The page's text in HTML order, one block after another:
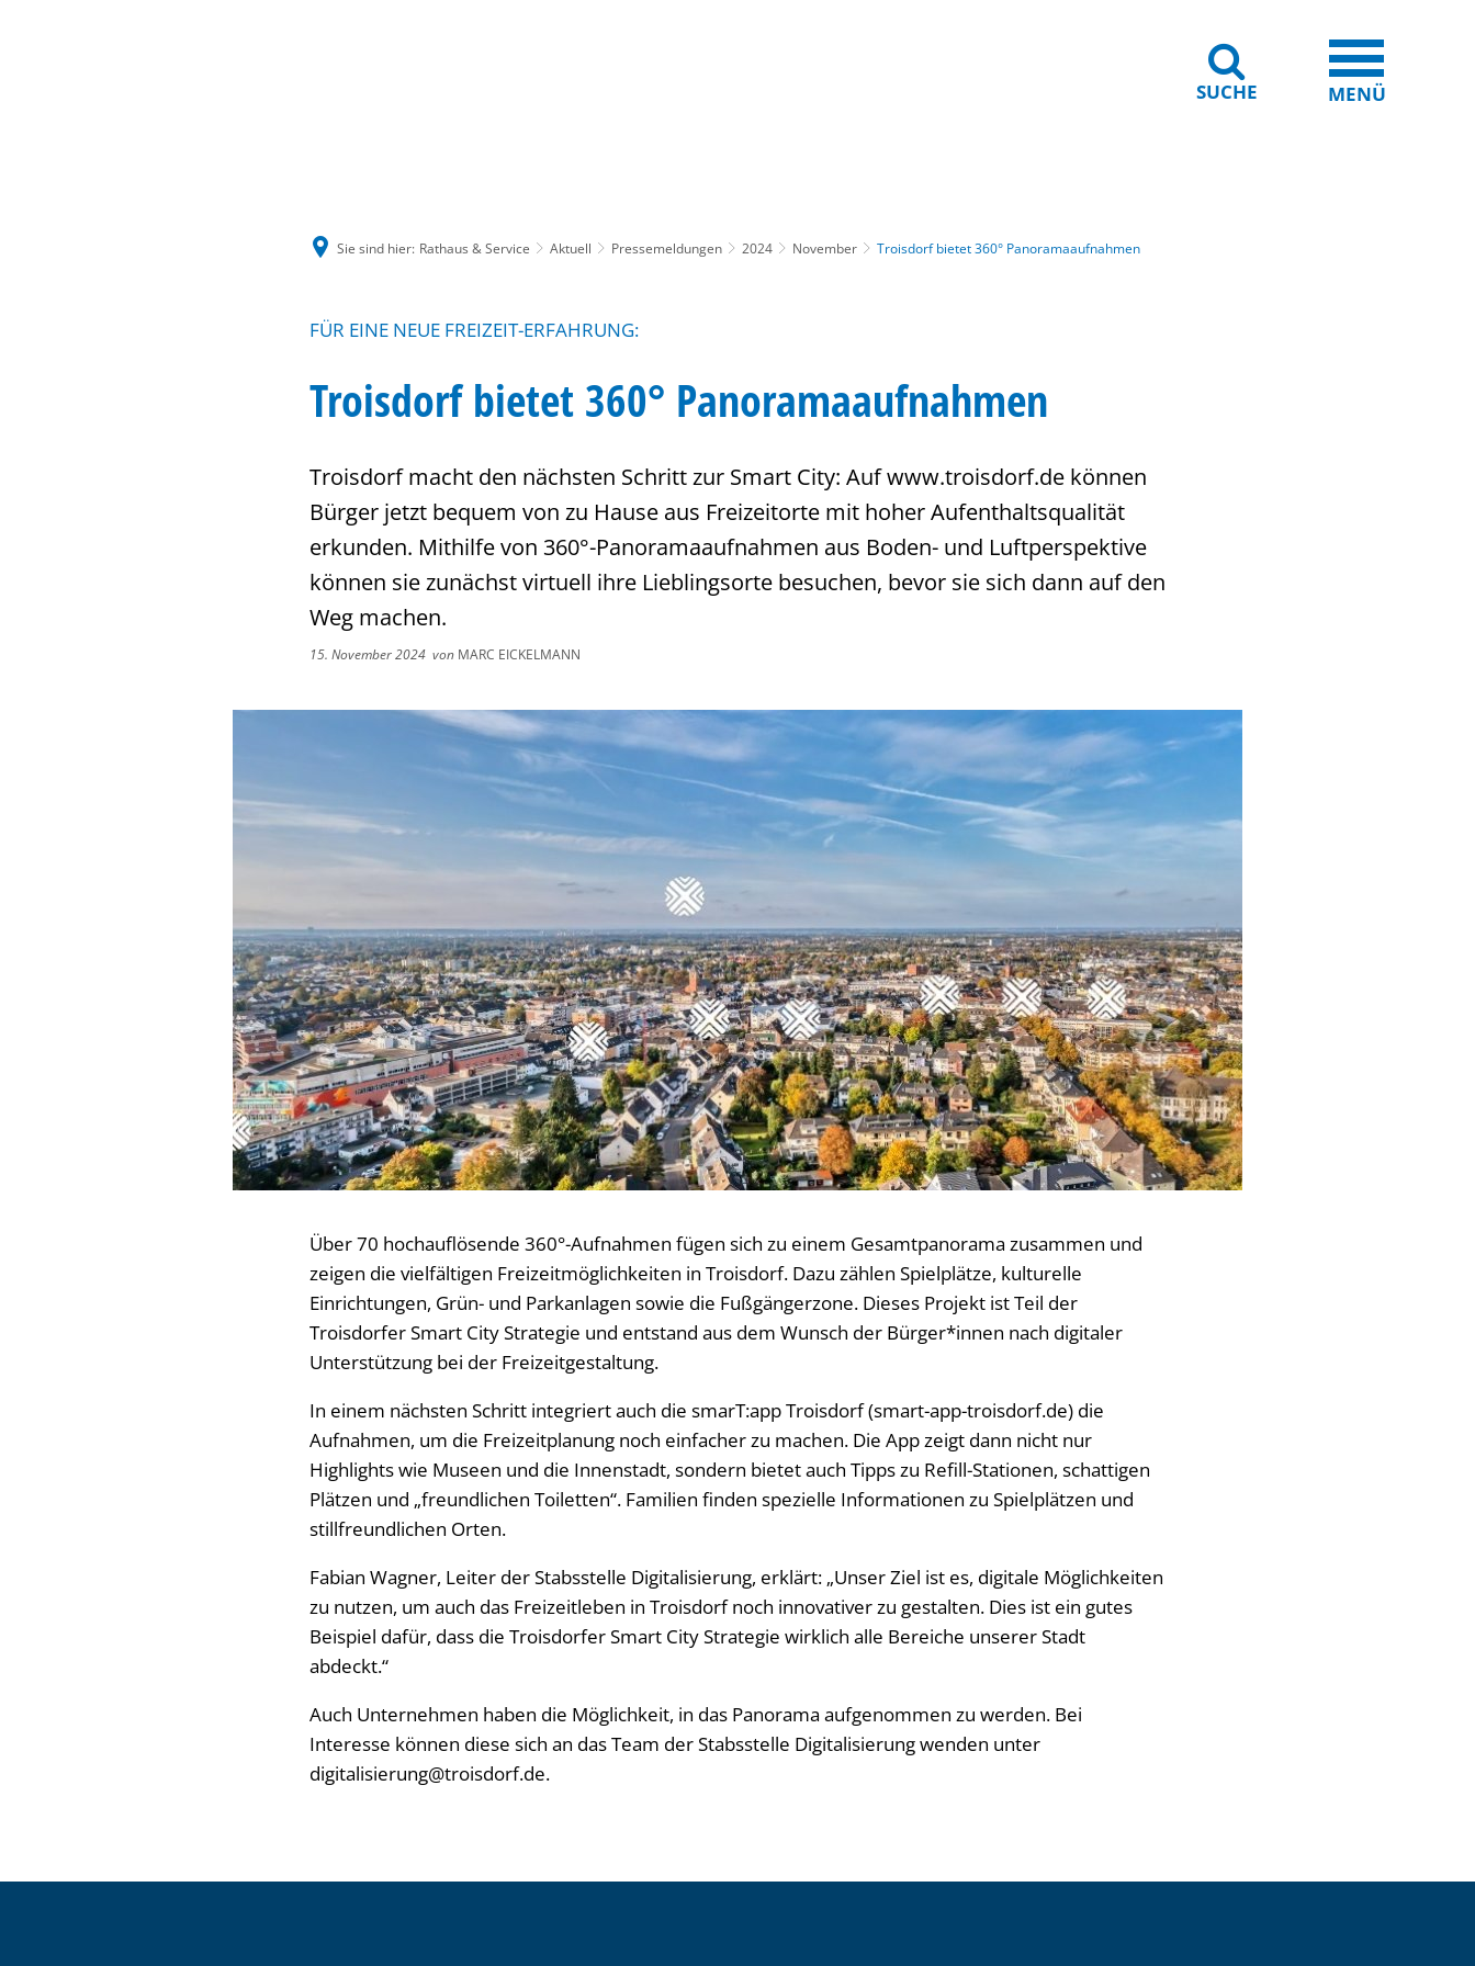
SUCHE MENÜ
Sie sind hier: Rathaus & Service Aktuell Pressemeldungen 2024 November Troisdorf bietet 360° Panoramaaufnahmen
FÜR EINE NEUE FREIZEIT-ERFAHRUNG:
Troisdorf bietet 360° Panoramaaufnahmen
Troisdorf macht den nächsten Schritt zur Smart City: Auf www.troisdorf.de können
Bürger jetzt bequem von zu Hause aus Freizeitorte mit hoher Aufenthaltsqualität
erkunden. Mithilfe von 360°-Panoramaaufnahmen aus Boden- und Luftperspektive
können sie zunächst virtuell ihre Lieblingsorte besuchen, bevor sie sich dann auf den
Weg machen.
15. November 2024 von MARC EICKELMANN
Über 70 hochauflösende 360°-Aufnahmen fügen sich zu einem Gesamtpanorama zusammen und
zeigen die vielfältigen Freizeitmöglichkeiten in Troisdorf. Dazu zählen Spielplätze, kulturelle
Einrichtungen, Grün- und Parkanlagen sowie die Fußgängerzone. Dieses Projekt ist Teil der
Troisdorfer Smart City Strategie und entstand aus dem Wunsch der Bürger*innen nach digitaler
Unterstützung bei der Freizeitgestaltung.
In einem nächsten Schritt integriert auch die smarT:app Troisdorf (smart-app-troisdorf.de) die
Aufnahmen, um die Freizeitplanung noch einfacher zu machen. Die App zeigt dann nicht nur
Highlights wie Museen und die Innenstadt, sondern bietet auch Tipps zu Refill-Stationen, schattigen
Plätzen und „freundlichen Toiletten“. Familien finden spezielle Informationen zu Spielplätzen und
stillfreundlichen Orten.
Fabian Wagner, Leiter der Stabsstelle Digitalisierung, erklärt: „Unser Ziel ist es, digitale Möglichkeiten
zu nutzen, um auch das Freizeitleben in Troisdorf noch innovativer zu gestalten. Dies ist ein gutes
Beispiel dafür, dass die Troisdorfer Smart City Strategie wirklich alle Bereiche unserer Stadt
abdeckt.“
Auch Unternehmen haben die Möglichkeit, in das Panorama aufgenommen zu werden. Bei
Interesse können diese sich an das Team der Stabsstelle Digitalisierung wenden unter
digitalisierung@troisdorf.de.